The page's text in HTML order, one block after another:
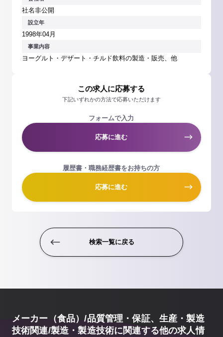
社名非公開
設立年
1998年04月
事業内容
ヨーグルト・デザート・チルド飲料の製造・販売、他
この求人に応募する
下記いずれかの方法で応募いただけます
フォームで入力
応募に進む
履歴書・職務経歴書をお持ちの方
応募に進む
検索一覧に戻る
メーカー（食品）/品質管理・保証、生産・製造
技術関連/製造・製造技術に関連する他の求人情